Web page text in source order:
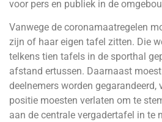
voor pers en publiek in de
Vanwege de coronamaatregelen
zijn of haar eigen tafel zitten. Die
telkens tien tafels in de sporthal
afstand ertussen. Daarnaast
deelnemers worden
positie moesten verlaten om te
aan de centrale vergadertafel in te